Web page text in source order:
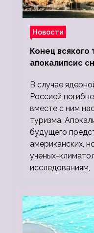
Новости
Конец всякого
апокалипсис
людей
В случае
Россией
вместе с ним
туризма.
будущего
американских,
ученых-
исследованиям,